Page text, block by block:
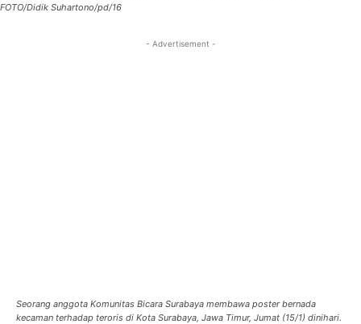
FOTO/Didik Suhartono/pd/16
- Advertisement -
Seorang anggota Komunitas Bicara Surabaya membawa poster bernada
kecaman terhadap teroris di Kota Surabaya, Jawa Timur, Jumat (15/1) dinihari.